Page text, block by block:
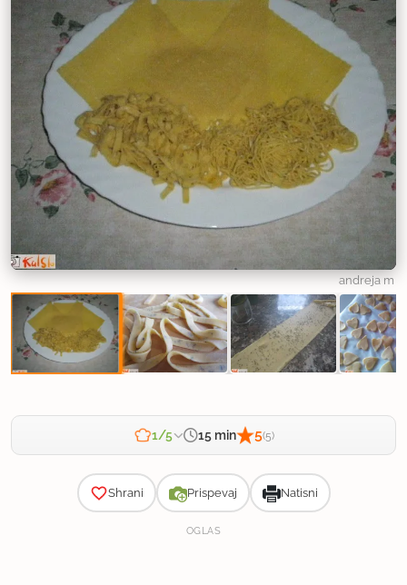
andreja m
1/5 15 min 5(5)
Shrani Prispevaj Natisni
OGLAS